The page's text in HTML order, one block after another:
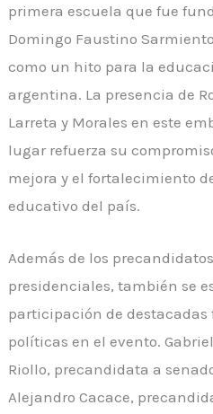
primera escuela que fue
Domingo Faustino
como un hito para la
argentina. La presencia de
Larreta y Morales en este
lugar refuerza su
mejora y el fortalecimiento
educativo del país.
Además de los precandidatos
presidenciales, también se
participación de destacadas
políticas en el evento.
Riollo, precandidata a
Alejandro Cacace,